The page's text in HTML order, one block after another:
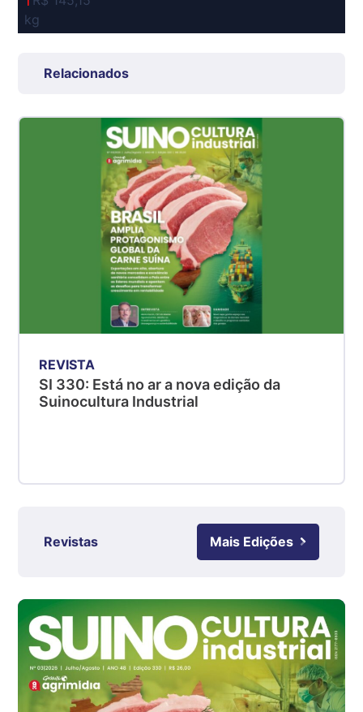
kg
Grande São Paulo (SP)
Suíno - Estadual
Suíno - Estadual
Suíno - Estadual
R$ 4,51
kg
Suíno - Estadual
SC
RS
Ovo Branco - Regional
cx
Ovo Branco - Regional
Branco
R$ 145,34
cx
Relacionados
REVISTA
SI 330: Está no ar a nova edição da
Suinocultura Industrial
Revistas Mais Edições